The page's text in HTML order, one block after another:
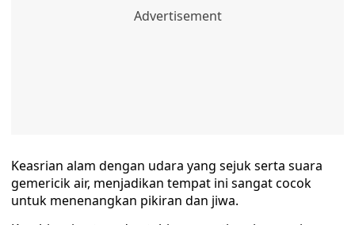
Keasrian alam dengan udara yang sejuk serta suara
gemericik air, menjadikan tempat ini sangat cocok
untuk menenangkan pikiran dan jiwa.